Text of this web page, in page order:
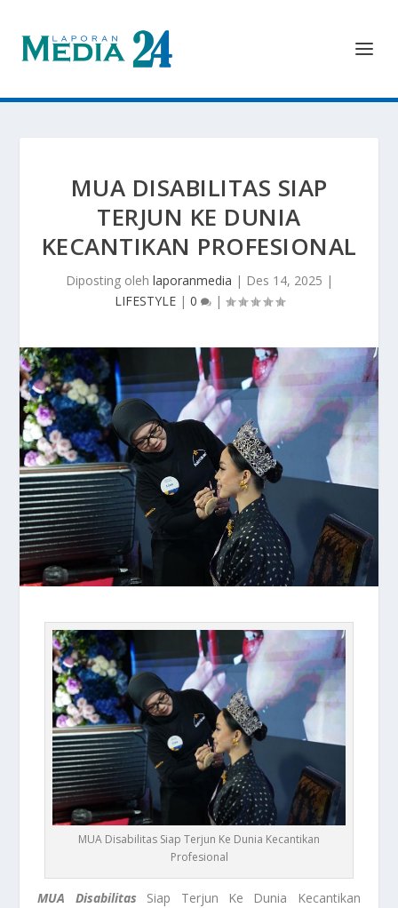
MUA DISABILITAS SIAP
TERJUN KE DUNIA
KECANTIKAN PROFESIONAL
Diposting oleh laporanmedia | Des 14, 2025 |
LIFESTYLE| 0 |
MUA Disabilitas Siap Terjun Ke Dunia Kecantikan
Profesional
MUA Disabilitas Siap Terjun Ke Dunia Kecantikan